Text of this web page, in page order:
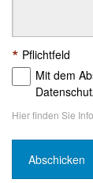
* Pflichtfeld
Mit dem
Hier finden Sie